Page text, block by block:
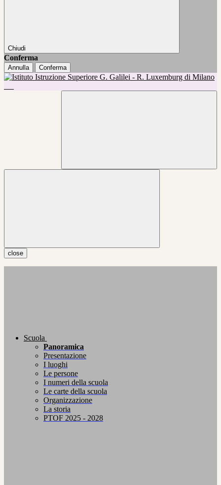
Chiudi
Conferma
Annulla Conferma
close
Scuola
Panoramica
Presentazione
I luoghi
Le persone
I numeri della scuola
Le carte della scuola
Organizzazione
La storia
PTOF 2025 - 2028